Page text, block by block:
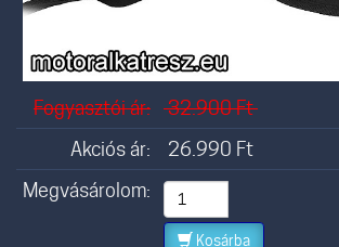
Fogyasztói ár: 32.900Ft
Akciós ár:
26.990 Ft
Megvásárolom:
Kosárba